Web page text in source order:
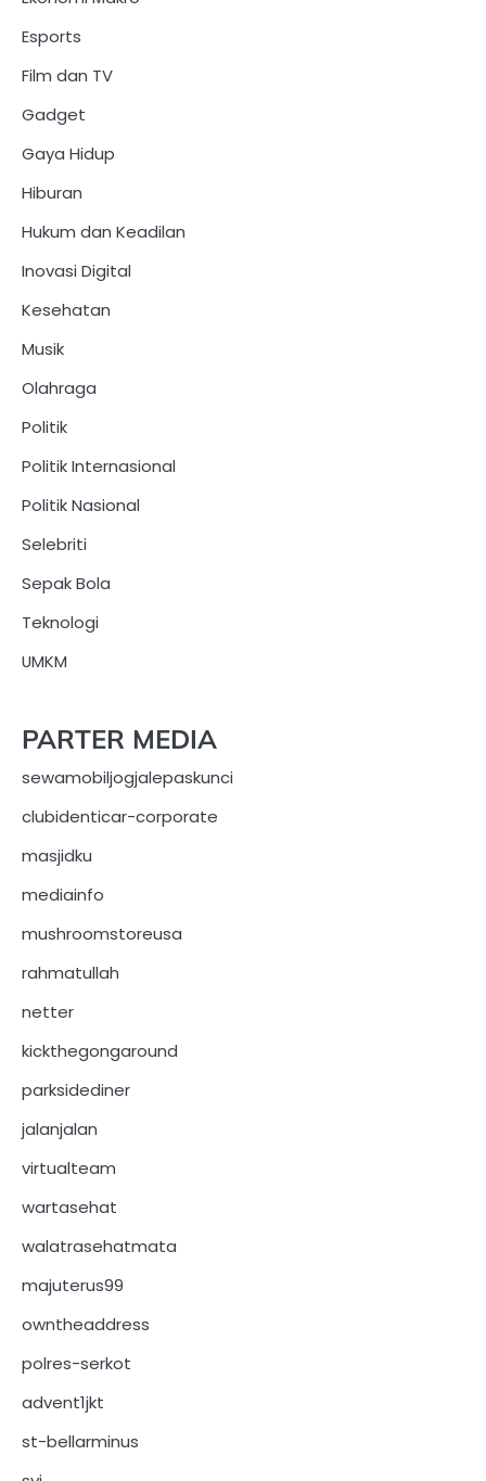
Esports
Film dan TV
Gadget
Gaya Hidup
Hiburan
Hukum dan Keadilan
Inovasi Digital
Kesehatan
Musik
Olahraga
Politik
Politik Internasional
Politik Nasional
Selebriti
Sepak Bola
Teknologi
UMKM
PARTER MEDIA
sewamobiljogjalepaskunci
clubidenticar-corporate
masjidku
mediainfo
mushroomstoreusa
rahmatullah
netter
kickthegongaround
parksidediner
jalanjalan
virtualteam
wartasehat
walatrasehatmata
majuterus99
owntheaddress
polres-serkot
advent1jkt
st-bellarminus